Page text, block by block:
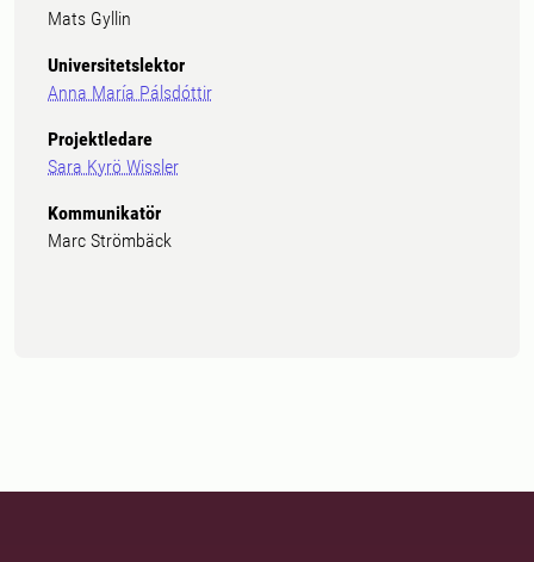
Mats Gyllin
Universitetslektor
Anna María Pálsdóttir
Projektledare
Sara Kyrö Wissler
Kommunikatör
Marc Strömbäck